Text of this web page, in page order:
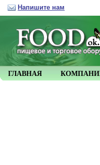
ГЛАВНАЯ
Напишите нам